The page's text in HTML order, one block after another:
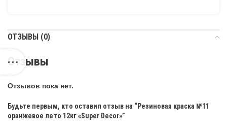
ОТЗЫВЫ (0)
Отзывы
Отзывов пока нет.
Будьте первым, кто оставил отзыв на “Резиновая краска №11
оранжевое лето 12кг «Super Decor»”